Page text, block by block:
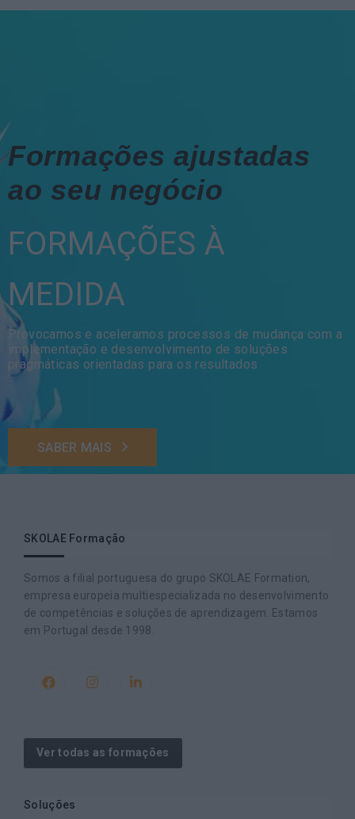
Formações ajustadas
ao seu negócio
FORMAÇÕES À
MEDIDA
Provocamos e aceleramos processos de mudança com a
implementação e desenvolvimento de soluções
pragmáticas orientadas para os resultados
SABER MAIS
SKOLAE Formação
Somos a filial portuguesa do grupo SKOLAE Formation,
empresa europeia multiespecializada no desenvolvimento
de competências e soluções de aprendizagem. Estamos
em Portugal desde 1998.
Ver todas as formações
Soluções